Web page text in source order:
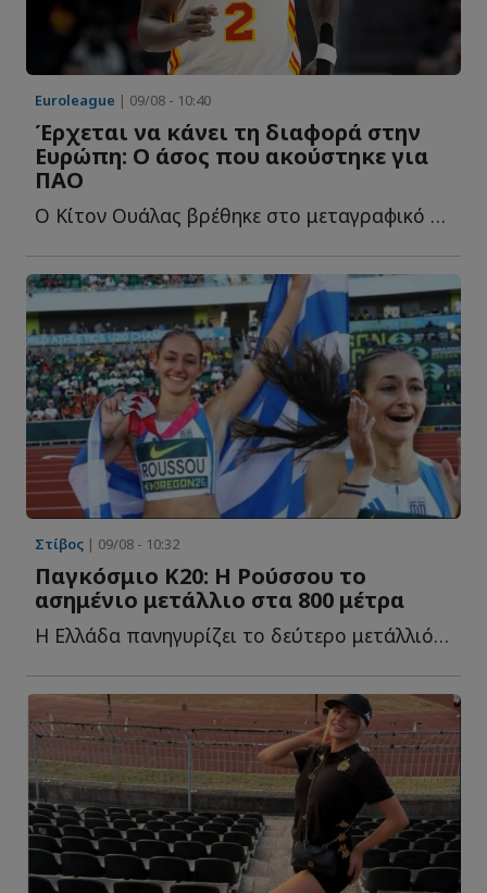
Euroleague | 09/08 - 10:40
Έρχεται να κάνει τη διαφορά στην
Ευρώπη: Ο άσος που ακούστηκε για
ΠΑΟ
Ο Κίτον Oυάλας βρέθηκε στο μεταγραφικό κάδρο του Παναθηναϊκού, ό...
Στίβος | 09/08 - 10:32
Παγκόσμιο Κ20: Η Ρούσσου το
ασημένιο μετάλλιο στα 800 μέτρα
Η Ελλάδα πανηγυρίζει το δεύτερο μετάλλιό της στο Παγκόσμιο Π...